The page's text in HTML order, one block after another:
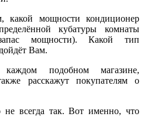
мощности кондиционер
кубатуры комнаты
мощности). Какой тип
Вам.
подобном магазине,
расскажут покупателям о
всегда так. Вот именно, что